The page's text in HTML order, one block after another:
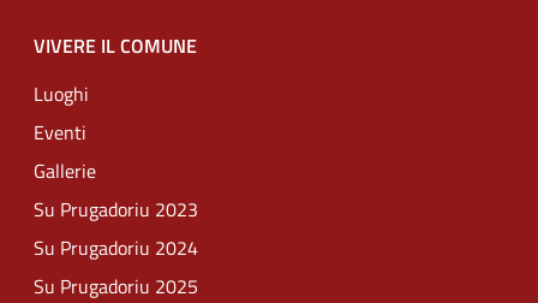
VIVERE IL COMUNE
Luoghi
Eventi
Gallerie
Su Prugadoriu 2023
Su Prugadoriu 2024
Su Prugadoriu 2025